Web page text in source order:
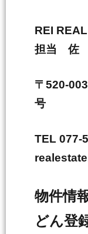
REI
担当 佐
〒520-
号
TEL 077-
物件情
どん登